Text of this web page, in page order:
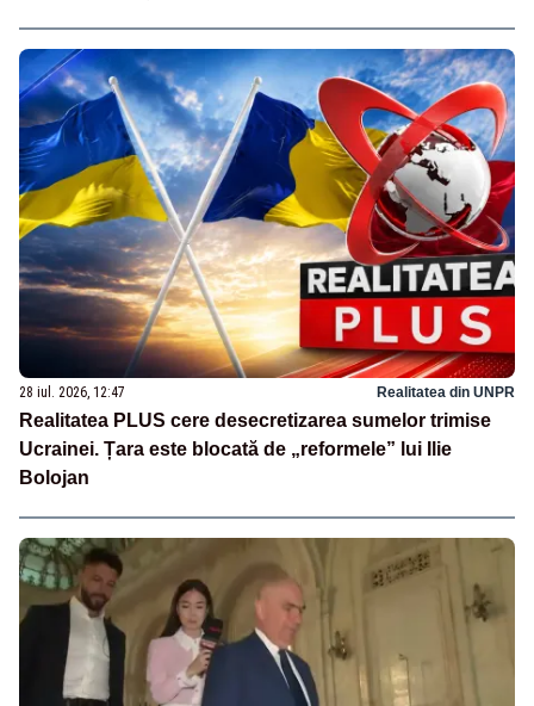
28 iul. 2026, 12:47 Realitatea din UNPR
Realitatea PLUS cere desecretizarea sumelor trimise
Ucrainei. Țara este blocată de „reformele” lui Ilie
Bolojan